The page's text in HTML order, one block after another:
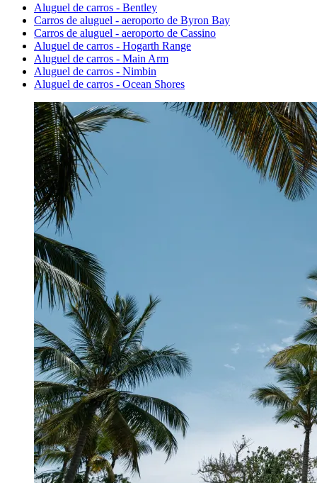
Aluguel de carros - Bentley
Carros de aluguel - aeroporto de Byron Bay
Carros de aluguel - aeroporto de Cassino
Aluguel de carros - Hogarth Range
Aluguel de carros - Main Arm
Aluguel de carros - Nimbin
Aluguel de carros - Ocean Shores